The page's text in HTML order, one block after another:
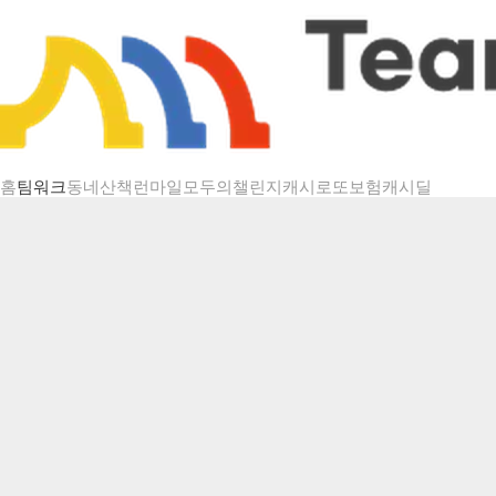
홈팀워크동네산책 런마일모두의챌린지캐시로또보험캐시딜
챌린지 상세